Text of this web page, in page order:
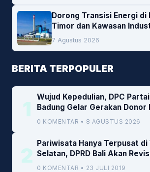
Dorong Transisi Energi di
Timor dan Kawasan
Peluang Investasi
Cofiring PLTU Bolok
7 Agustus 2026
BERITA TERPOPULER
1
Wujud Kepedulian, DPC
Badung Gelar Gerakan Donor
0 KOMENTAR • 8 AGUSTUS 2026
2
Pariwisata Hanya Terpusat di
Selatan, DPRD Bali Akan
0 KOMENTAR • 23 JULI 2019